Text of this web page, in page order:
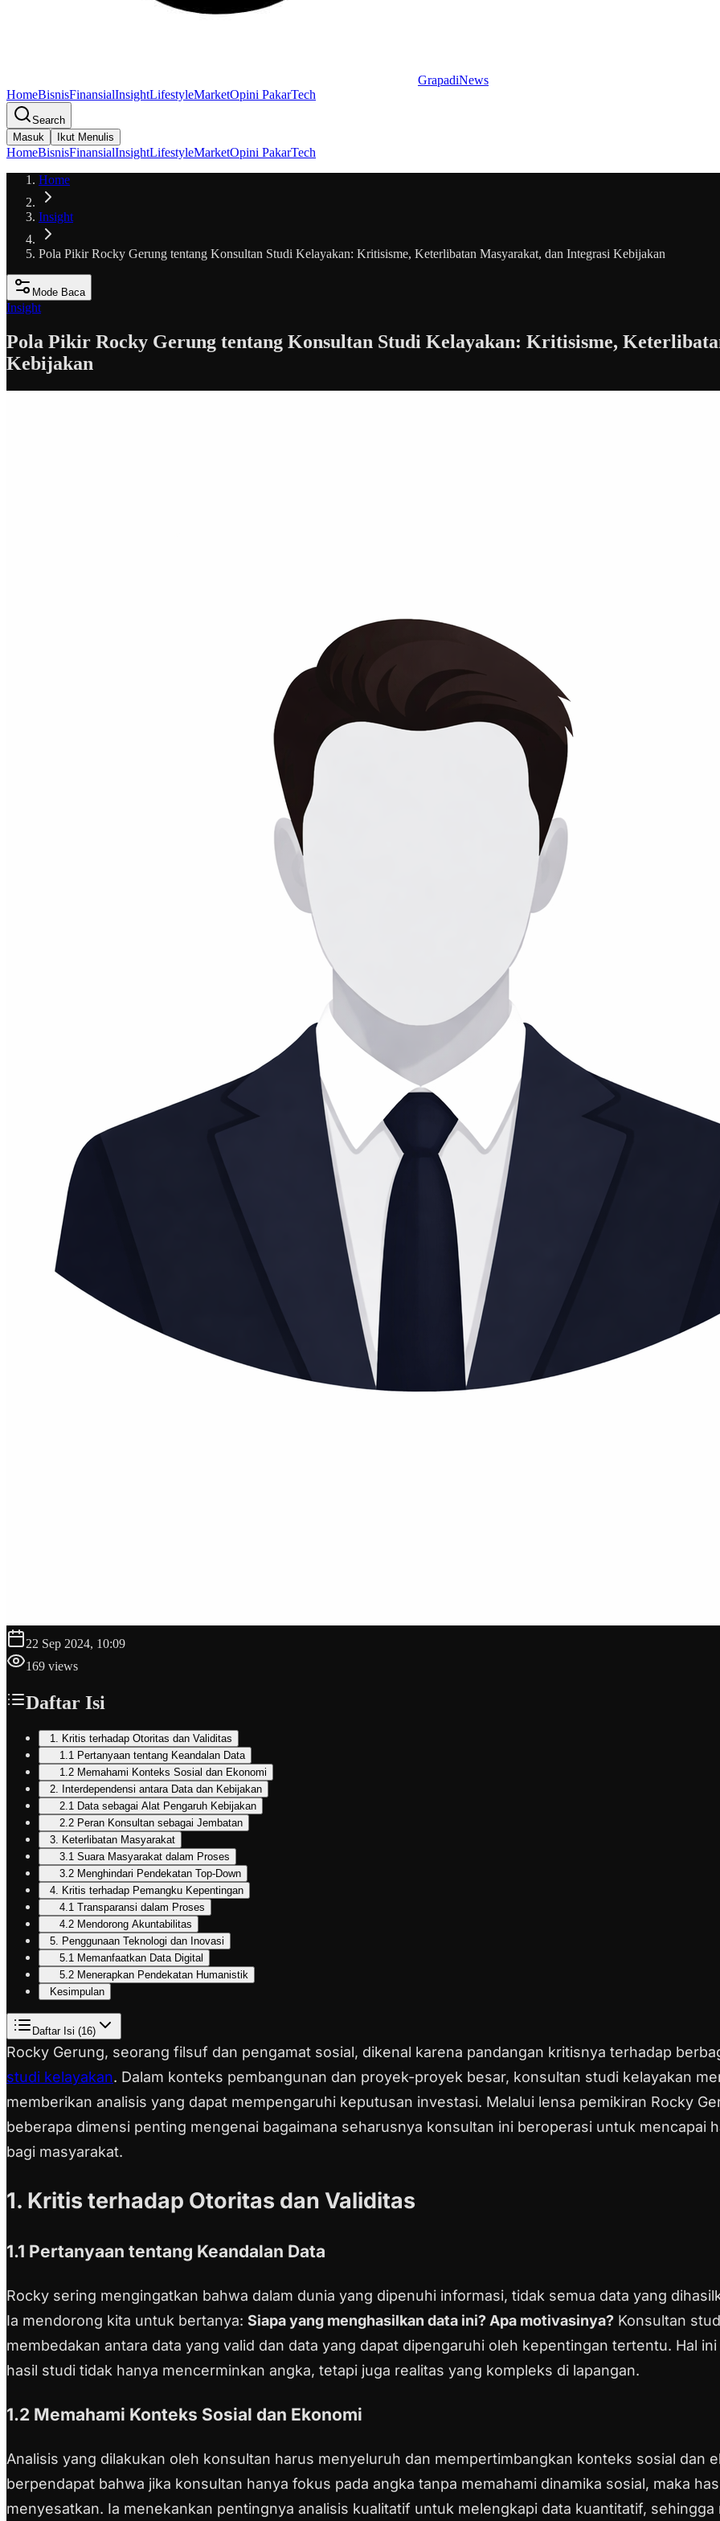
GrapadiNews
HomeBisnisFinansialInsightLifestyleMarketOpini PakarTech
Search
Masuk
Ikut Menulis
HomeBisnisFinansialInsightLifestyleMarketOpini PakarTech
Home
Insight
Pola Pikir Rocky Gerung tentang Konsultan Studi Kelayakan: Kritisisme, Keterlibatan Masyarakat, dan Integrasi Kebijakan
Mode Baca
Insight
Pola Pikir Rocky Gerung tentang Konsultan Studi Kelayakan: Kritisisme,
Kebijakan
22 Sep 2024, 10:09
169 views
Daftar Isi
1. Kritis terhadap Otoritas dan Validitas
1.1 Pertanyaan tentang Keandalan Data
1.2 Memahami Konteks Sosial dan Ekonomi
2. Interdependensi antara Data dan Kebijakan
2.1 Data sebagai Alat Pengaruh Kebijakan
2.2 Peran Konsultan sebagai Jembatan
3. Keterlibatan Masyarakat
3.1 Suara Masyarakat dalam Proses
3.2 Menghindari Pendekatan Top-Down
4. Kritis terhadap Pemangku Kepentingan
4.1 Transparansi dalam Proses
4.2 Mendorong Akuntabilitas
5. Penggunaan Teknologi dan Inovasi
5.1 Memanfaatkan Data Digital
5.2 Menerapkan Pendekatan Humanistik
Kesimpulan
Daftar Isi (16)
Rocky Gerung, seorang filsuf dan pengamat sosial, dikenal karena pandangan kritisnya terhadap
studi kelayakan. Dalam konteks pembangunan dan proyek-proyek besar, konsultan studi kelayakan
memberikan analisis yang dapat mempengaruhi keputusan investasi. Melalui lensa pemikiran Rocky
beberapa dimensi penting mengenai bagaimana seharusnya konsultan ini beroperasi untuk mencapai
bagi masyarakat.
1. Kritis terhadap Otoritas dan Validitas
1.1 Pertanyaan tentang Keandalan Data
Rocky sering mengingatkan bahwa dalam dunia yang dipenuhi informasi, tidak semua data yang
Ia mendorong kita untuk bertanya: Siapa yang menghasilkan data ini? Apa motivasinya? Konsultan
membedakan antara data yang valid dan data yang dapat dipengaruhi oleh kepentingan tertentu. Hal
hasil studi tidak hanya mencerminkan angka, tetapi juga realitas yang kompleks di lapangan.
1.2 Memahami Konteks Sosial dan Ekonomi
Analisis yang dilakukan oleh konsultan harus menyeluruh dan mempertimbangkan konteks sosial dan
berpendapat bahwa jika konsultan hanya fokus pada angka tanpa memahami dinamika sosial, maka
menyesatkan. Ia menekankan pentingnya analisis kualitatif untuk melengkapi data kuantitatif,